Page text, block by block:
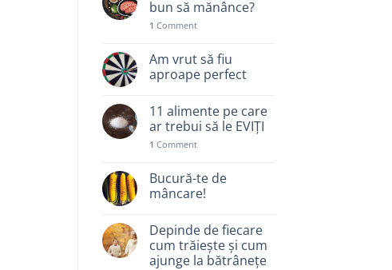
bun să mănânce?
1 Comment
Am vrut să fiu
aproape perfect
11 alimente pe care
ar trebui să le EVIȚI
1 Comment
Bucură-te de
mâncare!
Depinde de fiecare
cum trăiește și cum
ajunge la bătrânețe